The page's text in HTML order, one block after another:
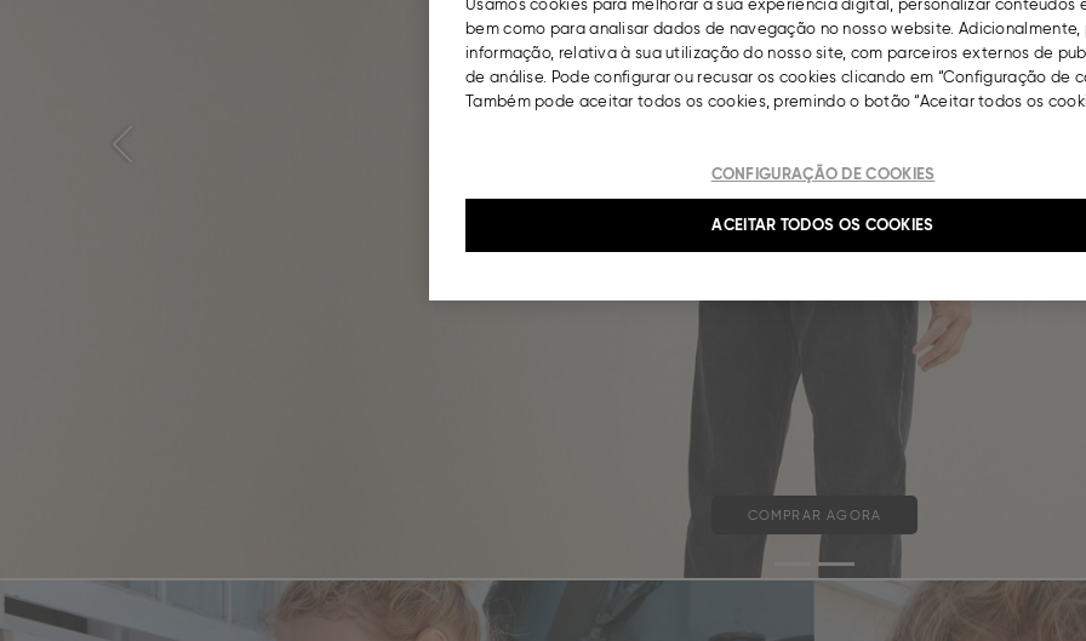
COMPRAR AGORA
Previous
Usamos cookies para melhorar a sua experiência digital, personalizar conteúdos
bem como para analisar dados de navegação no nosso website.
informação, relativa à sua utilização do nosso site, com parceiros externos de
de análise. Pode configurar ou recusar os cookies clicando em “Configuração de
Também pode aceitar todos os cookies, premindo o botão “Aceitar todos os
CONFIGURAÇÃO DE COOKIES
ACEITAR TODOS OS COOKIES